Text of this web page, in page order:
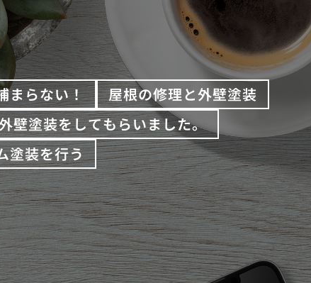
まらない！
屋根の修理と外壁塗装
壁塗装をしてもらいました。
塗装を行う